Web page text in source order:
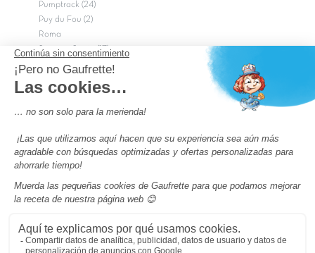
Pumptrack (24)
Puy du Fou (2)
Roma
Semana Santa (17)
tripadvisor Traveler’s Choice 2026 (43)
campings niños Francia
Los camping con piscinas en Francia
Camping Murcia
Camping Costa Brava
Camping Costa daurada
Pass camping
Aviso legal
Notas legales